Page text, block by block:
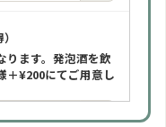
ります。発泡酒を飲
＋¥200にてご用意し
人